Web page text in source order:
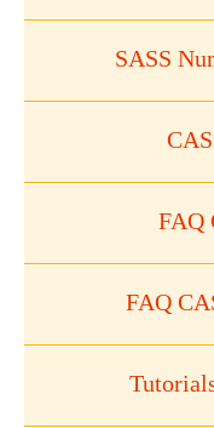
SASS
FAQ
FAQ